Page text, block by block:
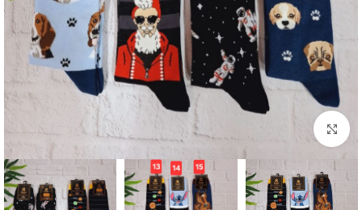
بزرگنمایی تصویر